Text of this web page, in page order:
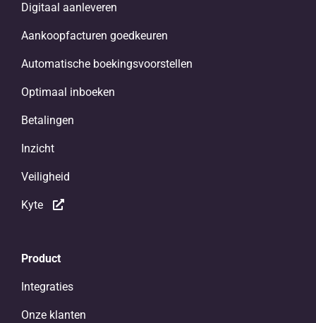
Digitaal aanleveren
Aankoopfacturen goedkeuren
Automatische boekingsvoorstellen
Optimaal inboeken
Betalingen
Inzicht
Veiligheid
Kyte
Product
Integraties
Onze klanten